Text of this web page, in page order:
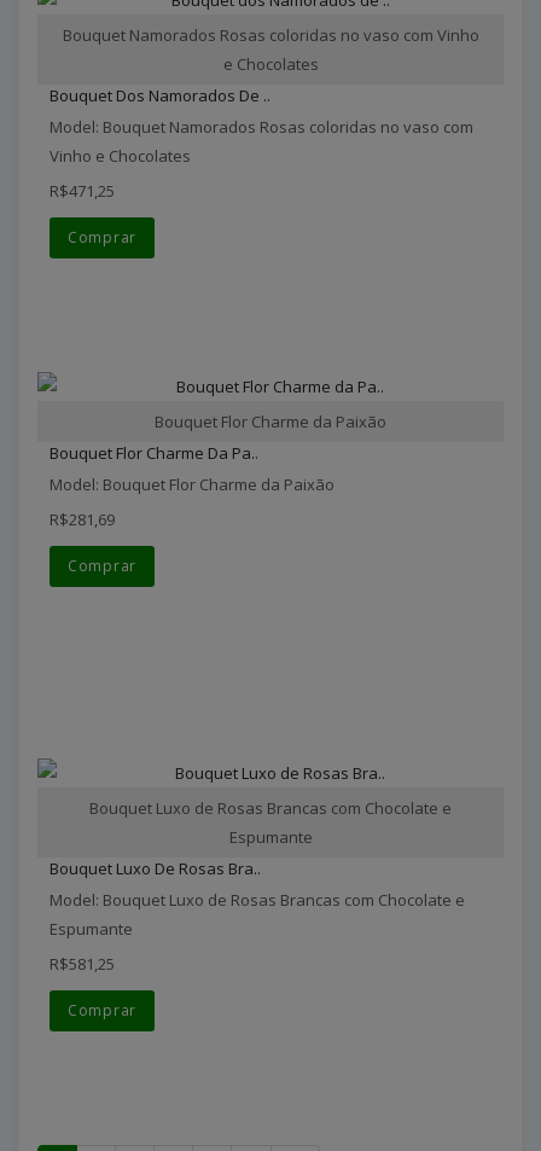
Bouquet Namorados Rosas coloridas no vaso com Vinho
e Chocolates
Bouquet Dos Namorados De ..
Model: Bouquet Namorados Rosas coloridas no vaso com
Vinho e Chocolates
R$471,25
Comprar
Bouquet Flor Charme da Paixão
Bouquet Flor Charme Da Pa..
Model: Bouquet Flor Charme da Paixão
R$281,69
Comprar
Bouquet Luxo de Rosas Brancas com Chocolate e
Espumante
Bouquet Luxo De Rosas Bra..
Model: Bouquet Luxo de Rosas Brancas com Chocolate e
Espumante
R$581,25
Comprar